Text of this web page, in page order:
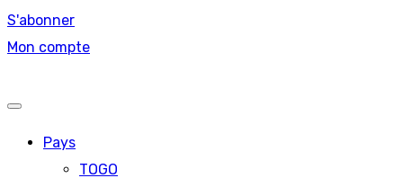
S'abonner
Mon compte
Pays
TOGO